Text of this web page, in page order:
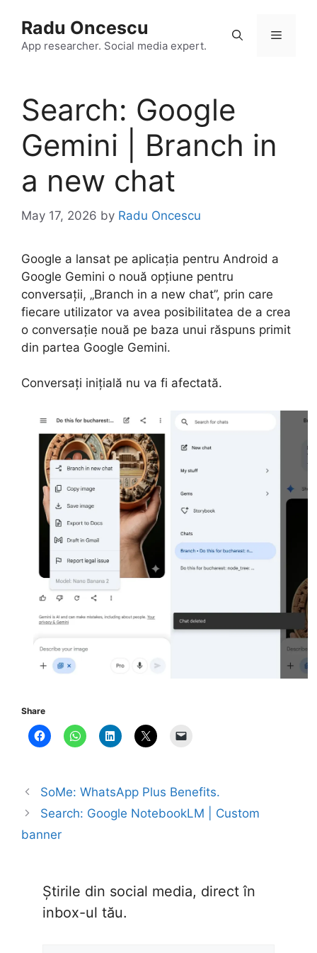
content
Radu Oncescu
App researcher. Social media expert.
Menu
Search: Google
Gemini | Branch in
a new chat
May 17, 2026 by Radu Oncescu
Google a lansat pe aplicația pentru Android a
Google Gemini o nouă opțiune pentru
conversații, „Branch in a new chat”, prin care
fiecare utilizator va avea posibilitatea de a crea
o conversație nouă pe baza unui răspuns primit
din partea Google Gemini.
Conversați inițială nu va fi afectată.
Share
SoMe: WhatsApp Plus Benefits.
Search: Google NotebookLM | Custom
banner
Știrile din social media, direct în
inbox-ul tău.